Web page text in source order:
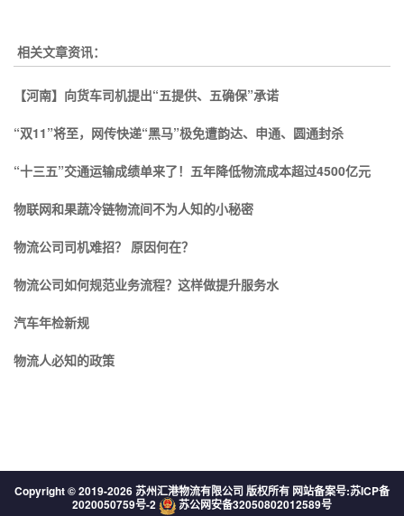
相关文章资讯：
【河南】向货车司机提出“五提供、五确保”承诺
“双11”将至，网传快递“黑马”极免遭韵达、申通、圆通封杀
“十三五”交通运输成绩单来了！五年降低物流成本超过4500亿元
物联网和果蔬冷链物流间不为人知的小秘密
物流公司司机难招？ 原因何在？
物流公司如何规范业务流程？这样做提升服务水
汽车年检新规
物流人必知的政策
Copyright © 2019-2026 苏州汇港物流有限公司 版权所有 网站备案号:苏ICP备
2020050759号-2
苏公网安备32050802012589号